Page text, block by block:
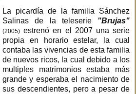
La picardía de la familia Sánchez
Salinas de la teleserie "Brujas"
(2005) estrenó en el 2007 una serie
propia en horario estelar, la cual
contaba las vivencias de esta familia
de nuevos ricos, la cual debido a los
multiples matrimonios estaba más
grande y esperaba el nacimiento de
sus descendientes, pero a pesar de